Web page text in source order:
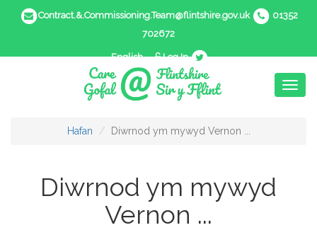
Contract.&.Commissioning.Team@flintshire.gov.uk
01352
702672
English Log In
Hafan Diwrnod ym mywyd Vernon ...
Diwrnod ym mywyd
Vernon ...